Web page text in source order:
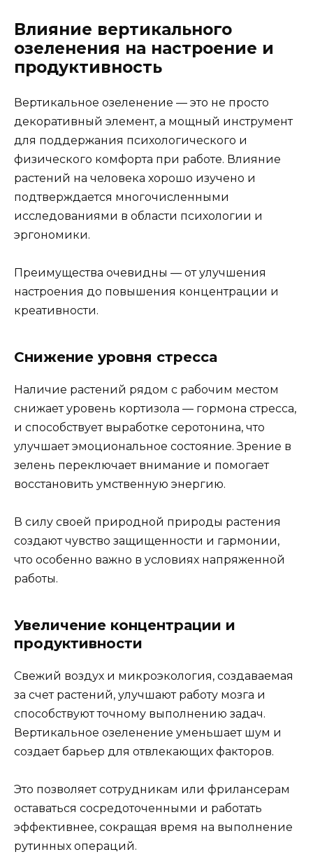
Влияние вертикального
озеленения на настроение и
продуктивность
Вертикальное озеленение — это не просто
декоративный элемент, а мощный инструмент
для поддержания психологического и
физического комфорта при работе. Влияние
растений на человека хорошо изучено и
подтверждается многочисленными
исследованиями в области психологии и
эргономики.
Преимущества очевидны — от улучшения
настроения до повышения концентрации и
креативности.
Снижение уровня стресса
Наличие растений рядом с рабочим местом
снижает уровень кортизола — гормона стресса,
и способствует выработке серотонина, что
улучшает эмоциональное состояние. Зрение в
зелень переключает внимание и помогает
восстановить умственную энергию.
В силу своей природной природы растения
создают чувство защищенности и гармонии,
что особенно важно в условиях напряженной
работы.
Увеличение концентрации и
продуктивности
Свежий воздух и микроэкология, создаваемая
за счет растений, улучшают работу мозга и
способствуют точному выполнению задач.
Вертикальное озеленение уменьшает шум и
создает барьер для отвлекающих факторов.
Это позволяет сотрудникам или фрилансерам
оставаться сосредоточенными и работать
эффективнее, сокращая время на выполнение
рутинных операций.